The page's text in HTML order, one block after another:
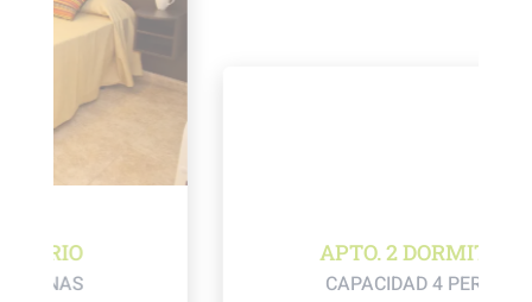
APTO. 2 DORMITORIOS
CAPACIDAD 4 PERSONAS